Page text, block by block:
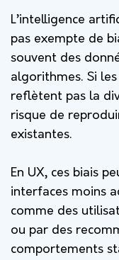
L’intelligence
pas exempte de
souvent des
algorithmes. Si
reflètent pas la
risque de
existantes.
En UX, ces biais
interfaces moins
comme des
ou par des
comportements